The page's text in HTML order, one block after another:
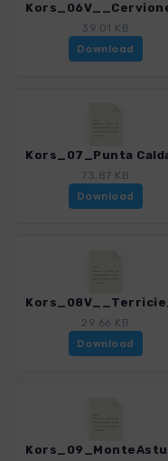
39.01 KB
Download
73.87 KB
Download
29.66 KB
Download